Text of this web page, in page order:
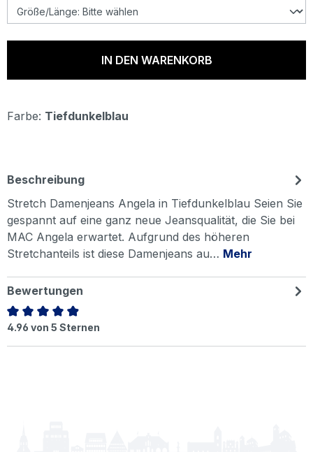
IN DEN WARENKORB
Farbe: Tiefdunkelblau
Beschreibung
Stretch Damenjeans Angela in Tiefdunkelblau Seien Sie
gespannt auf eine ganz neue Jeansqualität, die Sie bei
MAC Angela erwartet. Aufgrund des höheren
Stretchanteils ist diese Damenjeans au… Mehr
Bewertungen
Durchschnittliche Bewertung von 4.96 von 5 Sternen
4.96 von 5 Sternen